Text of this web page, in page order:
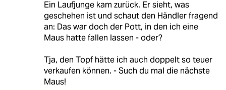
Ein Laufjunge kam zurück. Er sieht, was
geschehen ist und schaut den Händler fragend
an: Das war doch der Pott, in den ich eine
Maus hatte fallen lassen - oder?
Tja, den Topf hätte ich auch doppelt so teuer
verkaufen können. - Such du mal die nächste
Maus!